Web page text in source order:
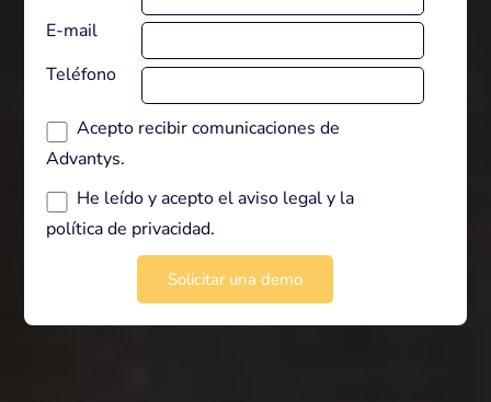
E-mail
Teléfono
Acepto recibir comunicaciones de
Advantys.
He leído y acepto elaviso legaly la
política de privacidad.